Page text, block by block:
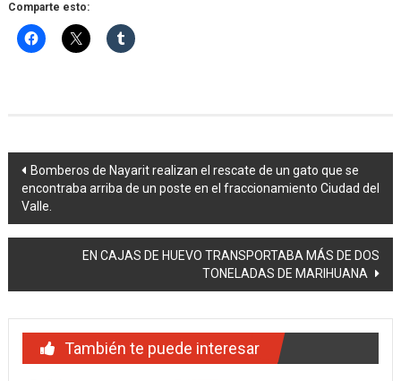
Comparte esto:
Navegación
de
entradas
Bomberos de Nayarit realizan el rescate de un gato que se
encontraba arriba de un poste en el fraccionamiento Ciudad del
Valle.
EN CAJAS DE HUEVO TRANSPORTABA MÁS DE DOS
TONELADAS DE MARIHUANA
También te puede interesar